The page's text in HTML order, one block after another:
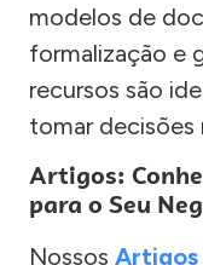
modelos de
formalização e
recursos são
tomar decisões
Artigos:
para o Seu
Nossos Artigos